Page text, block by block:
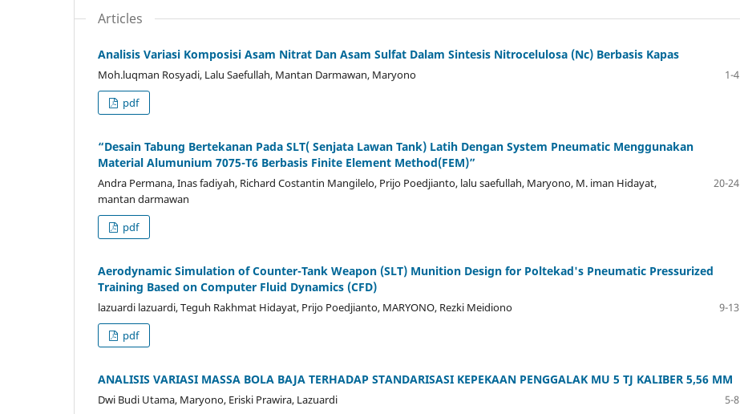
Articles
Analisis Variasi Komposisi Asam Nitrat Dan Asam Sulfat Dalam Sintesis Nitrocelulosa (Nc) Berbasis Kapas
Moh.luqman Rosyadi, Lalu Saefullah, Mantan Darmawan, Maryono
1-4
pdf
“Desain Tabung Bertekanan Pada SLT( Senjata Lawan Tank) Latih Dengan System Pneumatic Menggunakan
Material Alumunium 7075-T6 Berbasis Finite Element Method(FEM)”
Andra Permana, Inas fadiyah, Richard Costantin Mangilelo, Prijo Poedjianto, lalu saefullah, Maryono, M. iman Hidayat,
mantan darmawan
20-24
pdf
Aerodynamic Simulation of Counter-Tank Weapon (SLT) Munition Design for Poltekad's Pneumatic Pressurized
Training Based on Computer Fluid Dynamics (CFD)
lazuardi lazuardi, Teguh Rakhmat Hidayat, Prijo Poedjianto, MARYONO, Rezki Meidiono
9-13
pdf
ANALISIS VARIASI MASSA BOLA BAJA TERHADAP STANDARISASI KEPEKAAN PENGGALAK MU 5 TJ KALIBER 5,56 MM
Dwi Budi Utama, Maryono, Eriski Prawira, Lazuardi
5-8